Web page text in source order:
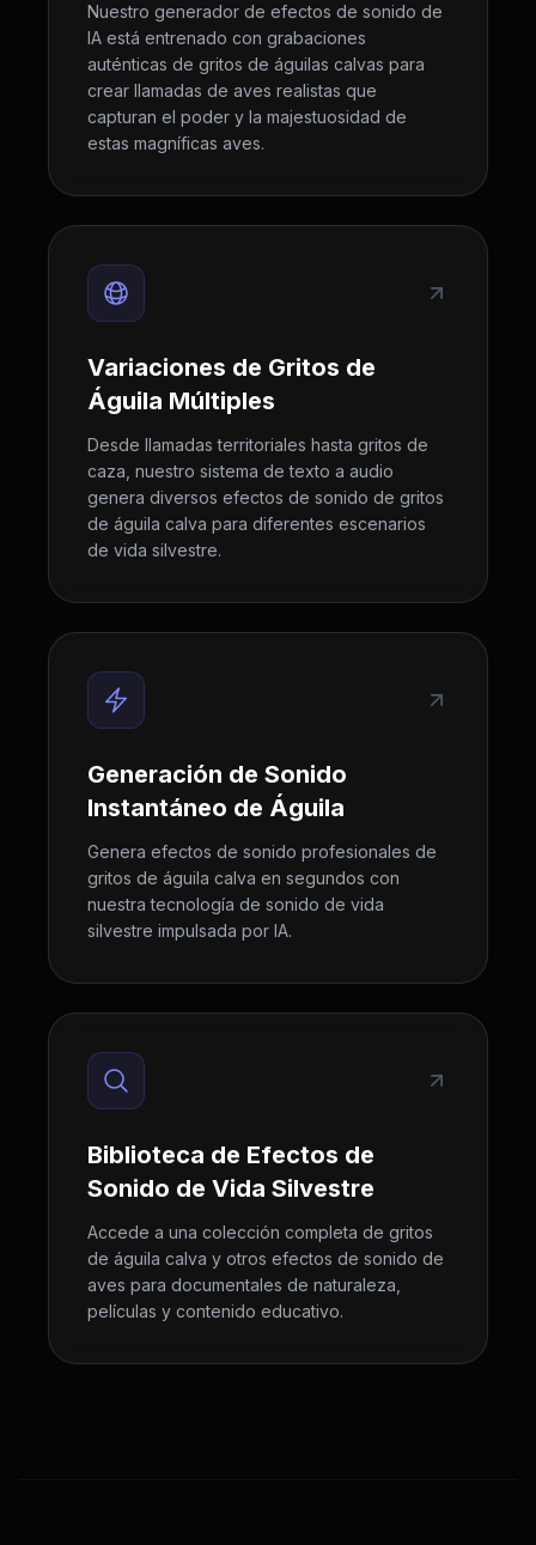
Nuestro generador de efectos de sonido de
IA está entrenado con grabaciones
auténticas de gritos de águilas calvas para
crear llamadas de aves realistas que
capturan el poder y la majestuosidad de
estas magníficas aves.
Variaciones de Gritos de
Águila Múltiples
Desde llamadas territoriales hasta gritos de
caza, nuestro sistema de texto a audio
genera diversos efectos de sonido de gritos
de águila calva para diferentes escenarios
de vida silvestre.
Generación de Sonido
Instantáneo de Águila
Genera efectos de sonido profesionales de
gritos de águila calva en segundos con
nuestra tecnología de sonido de vida
silvestre impulsada por IA.
Biblioteca de Efectos de
Sonido de Vida Silvestre
Accede a una colección completa de gritos
de águila calva y otros efectos de sonido de
aves para documentales de naturaleza,
películas y contenido educativo.